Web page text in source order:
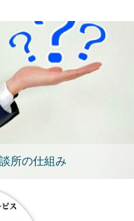
所の仕組み